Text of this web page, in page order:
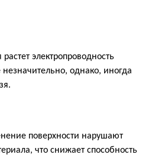
электропроводность
однако, иногда
поверхности нарушают
что снижает способность